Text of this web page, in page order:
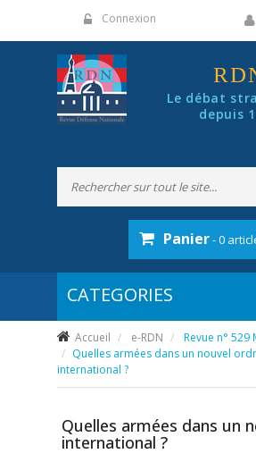
Connexion
Le débat
depuis
Panier- 0
Accueil e-RDN
Revue n° 529
Quelles armées dans un nouvel
international ?
Quelles armées dans un
international ?